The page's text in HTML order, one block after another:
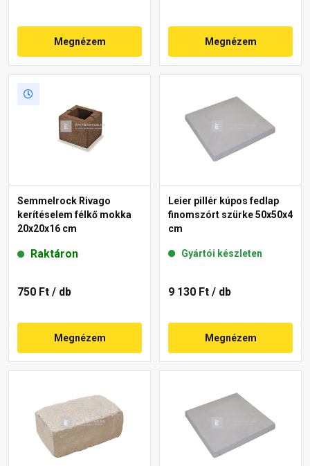
Megnézem Megnézem
Semmelrock Rivago
kerítéselem félkő mokka
20x20x16 cm
Raktáron
750 Ft / db
Megnézem
Leier pillér kúpos fedlap
finomszórt szürke 50x50x4
cm
Gyártói készleten
9 130 Ft / db
Megnézem